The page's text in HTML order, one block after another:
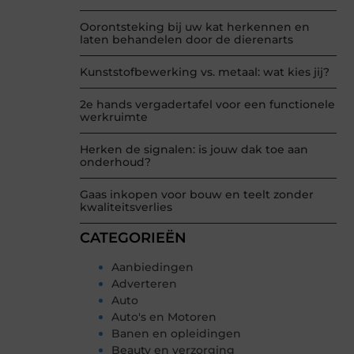
Oorontsteking bij uw kat herkennen en
laten behandelen door de dierenarts
Kunststofbewerking vs. metaal: wat kies jij?
2e hands vergadertafel voor een functionele
werkruimte
Herken de signalen: is jouw dak toe aan
onderhoud?
Gaas inkopen voor bouw en teelt zonder
kwaliteitsverlies
CATEGORIEËN
Aanbiedingen
Adverteren
Auto
Auto's en Motoren
Banen en opleidingen
Beauty en verzorging